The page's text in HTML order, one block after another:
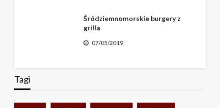
Śródziemnomorskie burgery z
grilla
07/05/2019
Tagi